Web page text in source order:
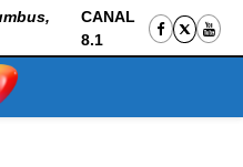
CANAL
8.1